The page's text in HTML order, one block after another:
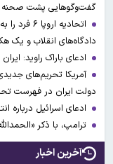
گفت‌وگوهایی پشت صحنه
اتحادیه
دادگاه‌های انقلاب و یک
ادعای باراک راوید:
دولت ایران در فهرست
ادعای اسرائیل درباره
ترامپ، با ذکر
آخرین اخبار